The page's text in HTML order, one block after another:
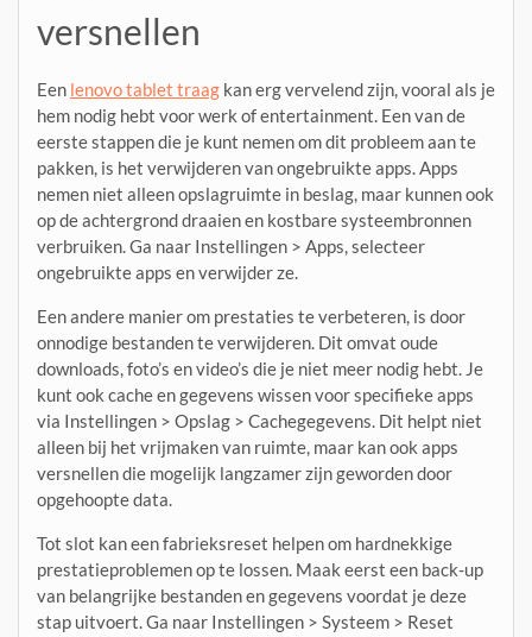
versnellen
Een lenovo tablet traag kan erg vervelend zijn, vooral als je
hem nodig hebt voor werk of entertainment. Een van de
eerste stappen die je kunt nemen om dit probleem aan te
pakken, is het verwijderen van ongebruikte apps. Apps
nemen niet alleen opslagruimte in beslag, maar kunnen ook
op de achtergrond draaien en kostbare systeembronnen
verbruiken. Ga naar Instellingen > Apps, selecteer
ongebruikte apps en verwijder ze.
Een andere manier om prestaties te verbeteren, is door
onnodige bestanden te verwijderen. Dit omvat oude
downloads, foto’s en video’s die je niet meer nodig hebt. Je
kunt ook cache en gegevens wissen voor specifieke apps
via Instellingen > Opslag > Cachegegevens. Dit helpt niet
alleen bij het vrijmaken van ruimte, maar kan ook apps
versnellen die mogelijk langzamer zijn geworden door
opgehoopte data.
Tot slot kan een fabrieksreset helpen om hardnekkige
prestatieproblemen op te lossen. Maak eerst een back-up
van belangrijke bestanden en gegevens voordat je deze
stap uitvoert. Ga naar Instellingen > Systeem > Reset